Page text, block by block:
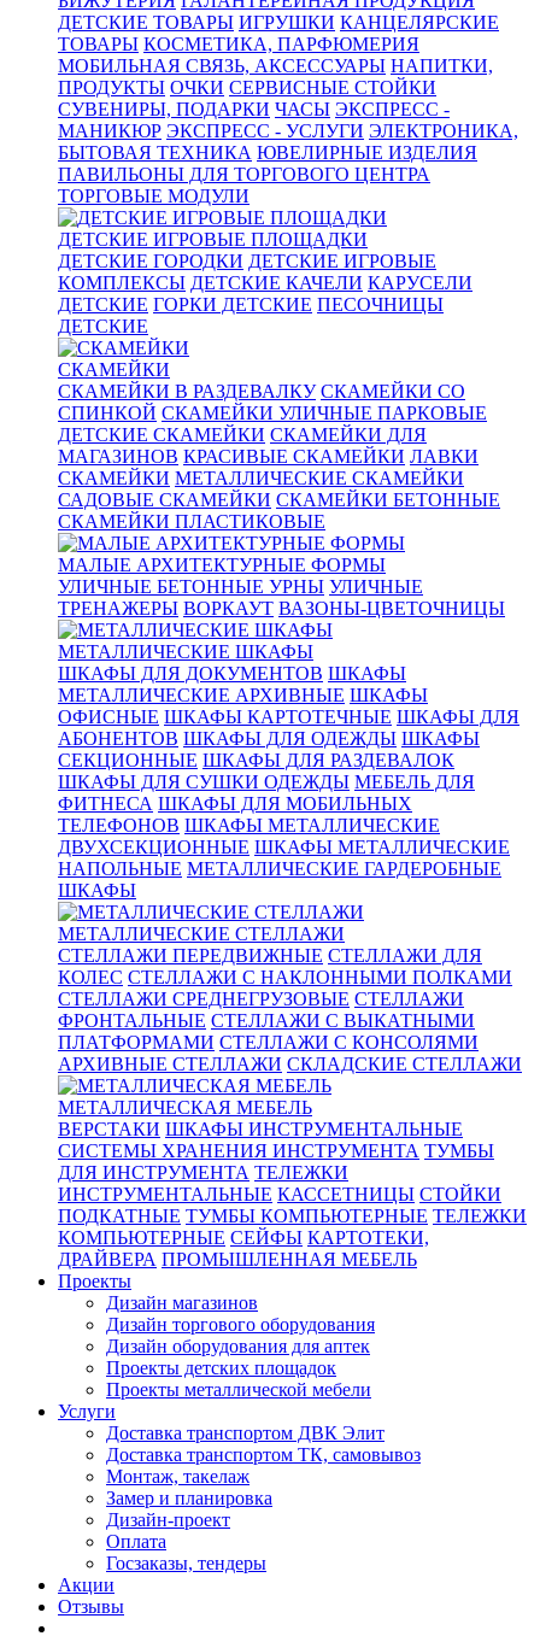
ДЕТСКИЕ ТОВАРЫ ИГРУШКИ КАНЦЕЛЯРСКИЕ
ТОВАРЫ КОСМЕТИКА, ПАРФЮМЕРИЯ
МОБИЛЬНАЯ СВЯЗЬ, АКСЕССУАРЫ НАПИТКИ,
ПРОДУКТЫ ОЧКИ СЕРВИСНЫЕ СТОЙКИ
СУВЕНИРЫ, ПОДАРКИ ЧАСЫ ЭКСПРЕСС -
МАНИКЮР ЭКСПРЕСС - УСЛУГИ ЭЛЕКТРОНИКА,
БЫТОВАЯ ТЕХНИКА ЮВЕЛИРНЫЕ ИЗДЕЛИЯ
ПАВИЛЬОНЫ ДЛЯ ТОРГОВОГО ЦЕНТРА
ТОРГОВЫЕ МОДУЛИ
ДЕТСКИЕ ИГРОВЫЕ ПЛОЩАДКИ
ДЕТСКИЕ ГОРОДКИ ДЕТСКИЕ ИГРОВЫЕ
КОМПЛЕКСЫ ДЕТСКИЕ КАЧЕЛИ КАРУСЕЛИ
ДЕТСКИЕ ГОРКИ ДЕТСКИЕ ПЕСОЧНИЦЫ
ДЕТСКИЕ
СКАМЕЙКИ
СКАМЕЙКИ В РАЗДЕВАЛКУ СКАМЕЙКИ СО
СПИНКОЙ СКАМЕЙКИ УЛИЧНЫЕ ПАРКОВЫЕ
ДЕТСКИЕ СКАМЕЙКИ СКАМЕЙКИ ДЛЯ
МАГАЗИНОВ КРАСИВЫЕ СКАМЕЙКИ ЛАВКИ
СКАМЕЙКИ МЕТАЛЛИЧЕСКИЕ СКАМЕЙКИ
САДОВЫЕ СКАМЕЙКИ СКАМЕЙКИ БЕТОННЫЕ
СКАМЕЙКИ ПЛАСТИКОВЫЕ
МАЛЫЕ АРХИТЕКТУРНЫЕ ФОРМЫ
УЛИЧНЫЕ БЕТОННЫЕ УРНЫ УЛИЧНЫЕ
ТРЕНАЖЕРЫ ВОРКАУТ ВАЗОНЫ-ЦВЕТОЧНИЦЫ
МЕТАЛЛИЧЕСКИЕ ШКАФЫ
ШКАФЫ ДЛЯ ДОКУМЕНТОВ ШКАФЫ
МЕТАЛЛИЧЕСКИЕ АРХИВНЫЕ ШКАФЫ
ОФИСНЫЕ ШКАФЫ КАРТОТЕЧНЫЕ ШКАФЫ ДЛЯ
АБОНЕНТОВ ШКАФЫ ДЛЯ ОДЕЖДЫ ШКАФЫ
СЕКЦИОННЫЕ ШКАФЫ ДЛЯ РАЗДЕВАЛОК
ШКАФЫ ДЛЯ СУШКИ ОДЕЖДЫ МЕБЕЛЬ ДЛЯ
ФИТНЕСА ШКАФЫ ДЛЯ МОБИЛЬНЫХ
ТЕЛЕФОНОВ ШКАФЫ МЕТАЛЛИЧЕСКИЕ
ДВУХСЕКЦИОННЫЕ ШКАФЫ МЕТАЛЛИЧЕСКИЕ
НАПОЛЬНЫЕ МЕТАЛЛИЧЕСКИЕ ГАРДЕРОБНЫЕ
ШКАФЫ
МЕТАЛЛИЧЕСКИЕ СТЕЛЛАЖИ
СТЕЛЛАЖИ ПЕРЕДВИЖНЫЕ СТЕЛЛАЖИ ДЛЯ
КОЛЕС СТЕЛЛАЖИ С НАКЛОННЫМИ ПОЛКАМИ
СТЕЛЛАЖИ СРЕДНЕГРУЗОВЫЕ СТЕЛЛАЖИ
ФРОНТАЛЬНЫЕ СТЕЛЛАЖИ С ВЫКАТНЫМИ
ПЛАТФОРМАМИ СТЕЛЛАЖИ С КОНСОЛЯМИ
АРХИВНЫЕ СТЕЛЛАЖИ СКЛАДСКИЕ СТЕЛЛАЖИ
МЕТАЛЛИЧЕСКАЯ МЕБЕЛЬ
ВЕРСТАКИ ШКАФЫ ИНСТРУМЕНТАЛЬНЫЕ
СИСТЕМЫ ХРАНЕНИЯ ИНСТРУМЕНТА ТУМБЫ
ДЛЯ ИНСТРУМЕНТА ТЕЛЕЖКИ
ИНСТРУМЕНТАЛЬНЫЕ КАССЕТНИЦЫ СТОЙКИ
ПОДКАТНЫЕ ТУМБЫ КОМПЬЮТЕРНЫЕ ТЕЛЕЖКИ
КОМПЬЮТЕРНЫЕ СЕЙФЫ КАРТОТЕКИ,
ДРАЙВЕРА ПРОМЫШЛЕННАЯ МЕБЕЛЬ
Проекты
Дизайн магазинов
Дизайн торгового оборудования
Дизайн оборудования для аптек
Проекты детских площадок
Проекты металлической мебели
Услуги
Доставка транспортом ДВК Элит
Доставка транспортом ТК, самовывоз
Монтаж, такелаж
Замер и планировка
Дизайн-проект
Оплата
Госзаказы, тендеры
Акции
Отзывы